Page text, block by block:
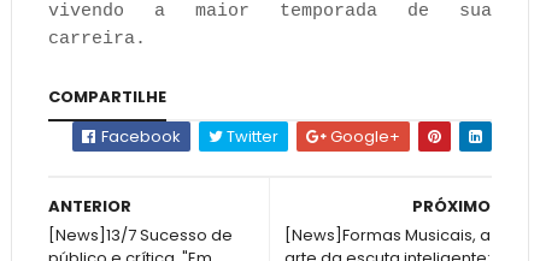
vivendo a maior temporada de sua
carreira.
COMPARTILHE
Facebook
Twitter Google+
PRÓXIMO
[News]Formas Musicais, a
ANTERIOR
[News]13/7 Sucesso de